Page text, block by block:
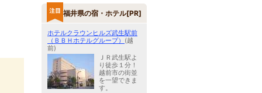
福井県の宿・ホテル[PR]
ホテルクラウンヒルズ武生駅前
（ＢＢＨホテルグループ） (越
前)
ＪＲ武生駅よ
り徒歩１分！
越前市の街並
を一望できま
す。